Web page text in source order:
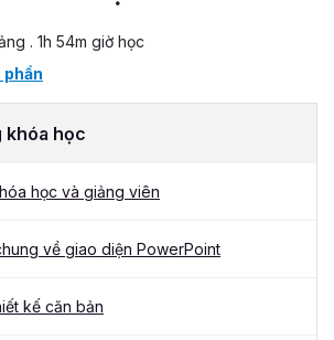
. 1h 54m giờ học
phần
khóa học
học và giảng viên
về giao diện PowerPoint
kế căn bản